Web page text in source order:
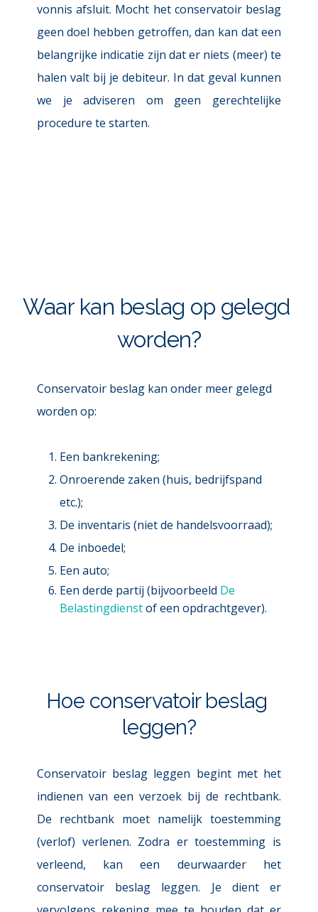
vonnis afsluit. Mocht het conservatoir beslag
geen doel hebben getroffen, dan kan dat een
belangrijke indicatie zijn dat er niets (meer) te
halen valt bij je debiteur. In dat geval kunnen
we je adviseren om geen gerechtelijke
procedure te starten.
Waar kan beslag op gelegd
worden?
Conservatoir beslag kan onder meer gelegd
worden op:
Een bankrekening;
Onroerende zaken (huis, bedrijfspand
etc.);
De inventaris (niet de handelsvoorraad);
De inboedel;
Een auto;
Een derde partij (bijvoorbeeld De
Belastingdienstof een opdrachtgever).
Hoe conservatoir beslag
leggen?
Conservatoir beslag leggen begint met het
indienen van een verzoek bij de rechtbank.
De rechtbank moet namelijk toestemming
(verlof) verlenen. Zodra er toestemming is
verleend, kan een deurwaarder het
conservatoir beslag leggen. Je dient er